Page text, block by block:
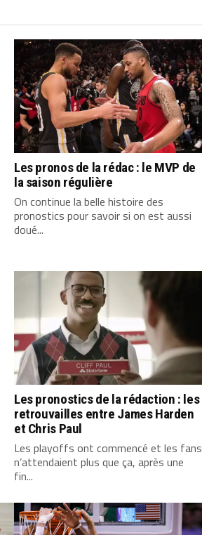
Les pronos de la rédac : le MVP de
la saison régulière
On continue la belle histoire des
pronostics pour savoir si on est aussi
doué...
Les pronostics de la rédaction : les
retrouvailles entre James Harden
et Chris Paul
Les playoffs ont commencé et les fans
n’attendaient plus que ça, après une
fin...